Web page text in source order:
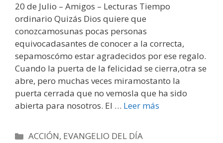
20 de Julio – Amigos – Lecturas Tiempo
ordinario Quizás Dios quiere que
conozcamosunas pocas personas
equivocadasantes de conocer a la correcta,
sepamoscómo estar agradecidos por ese regalo.
Cuando la puerta de la felicidad se cierra,otra se
abre, pero muchas veces miramostanto la
puerta cerrada que no vemosla que ha sido
abierta para nosotros. El … Leer más
Categorías
ACCIÓN, EVANGELIO DEL DÍA